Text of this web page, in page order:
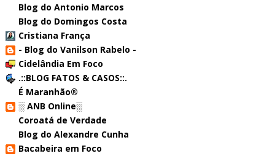
Blog do Antonio Marcos
Blog do Domingos Costa
Cristiana França
- Blog do Vanilson Rabelo -
Cidelândia Em Foco
.::BLOG FATOS & CASOS::.
É Maranhão®
░ ANB Online░
Coroatá de Verdade
Blog do Alexandre Cunha
Bacabeira em Foco